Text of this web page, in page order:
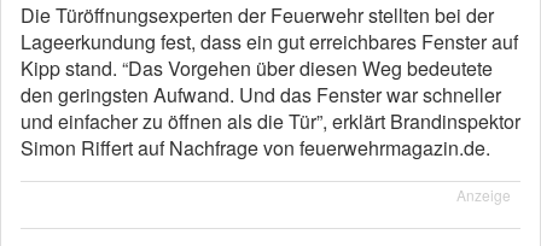
Die Türöffnungsexperten der Feuerwehr stellten bei der
Lageerkundung fest, dass ein gut erreichbares Fenster auf
Kipp stand. “Das Vorgehen über diesen Weg bedeutete
den geringsten Aufwand. Und das Fenster war schneller
und einfacher zu öffnen als die Tür”, erklärt Brandinspektor
Simon Riffert auf Nachfrage von feuerwehrmagazin.de.
Anzeige